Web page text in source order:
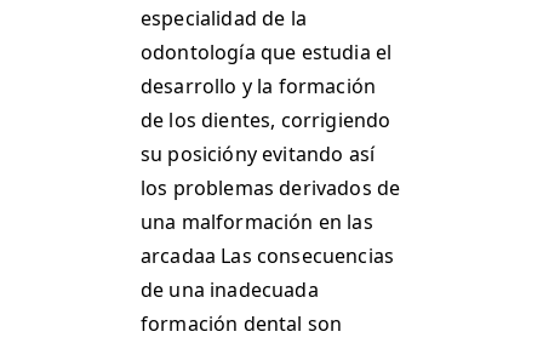
especialidad de la
odontología que estudia el
desarrollo y la formación
de los dientes, corrigiendo
su posicióny evitando así
los problemas derivados de
una malformación en las
arcadaa Las consecuencias
de una inadecuada
formación dental son